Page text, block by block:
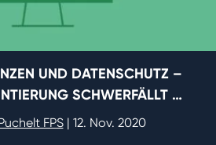
UND DATENSCHUTZ –
SCHWERFÄLLT …
FPS| 12. Nov. 2020